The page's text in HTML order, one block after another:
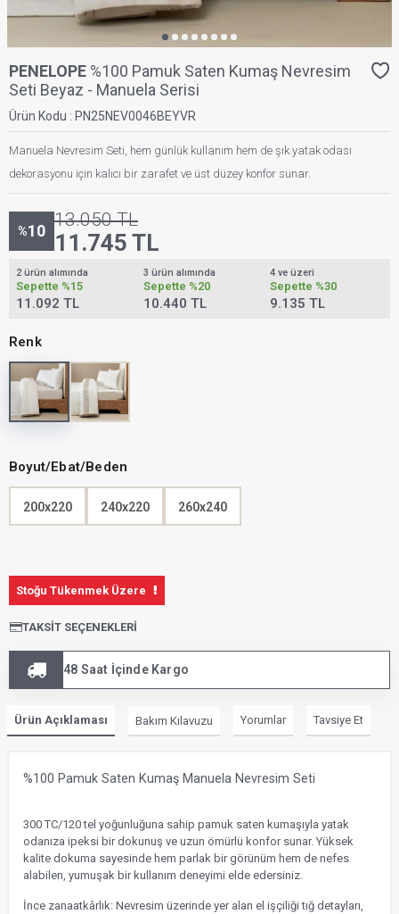
PENELOPE %100 Pamuk Saten Kumaş Nevresim
Seti Beyaz - Manuela Serisi
Ürün Kodu : PN25NEV0046BEYVR
Manuela Nevresim Seti, hem günlük kullanım hem de şık yatak odası
dekorasyonu için kalıcı bir zarafet ve üst düzey konfor sunar.
%10
13.050TL
11.745 TL
2 ürün alımında
Sepette %15
11.092 TL
3 ürün alımında
Sepette %20
10.440 TL
4 ve üzeri
Sepette %30
9.135 TL
Renk
Boyut/Ebat/Beden
200x220 240x220 260x240
Stoğu Tükenmek Üzere
TAKSIT SEÇENEKLERI
48 Saat İçinde Kargo
Ürün Açıklaması Bakım Kılavuzu Yorumlar Tavsiye Et
%100 Pamuk Saten Kumaş Manuela Nevresim Seti
300 TC/120 tel yoğunluğuna sahip pamuk saten kumaşıyla yatak
odanıza ipeksi bir dokunuş ve uzun ömürlü konfor sunar. Yüksek
kalite dokuma sayesinde hem parlak bir görünüm hem de nefes
alabilen, yumuşak bir kullanım deneyimi elde edersiniz.
İnce zanaatkârlık: Nevresim üzerinde yer alan el işçiliği tığ detayları,